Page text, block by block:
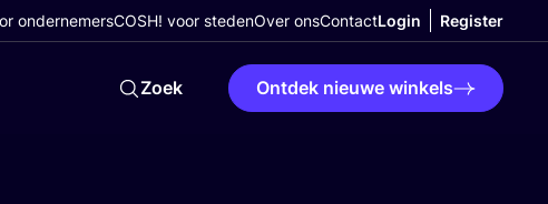
ondernemersCOSH! voor stedenOver onsContactLogin Register
Zoek Ontdek nieuwe winkels